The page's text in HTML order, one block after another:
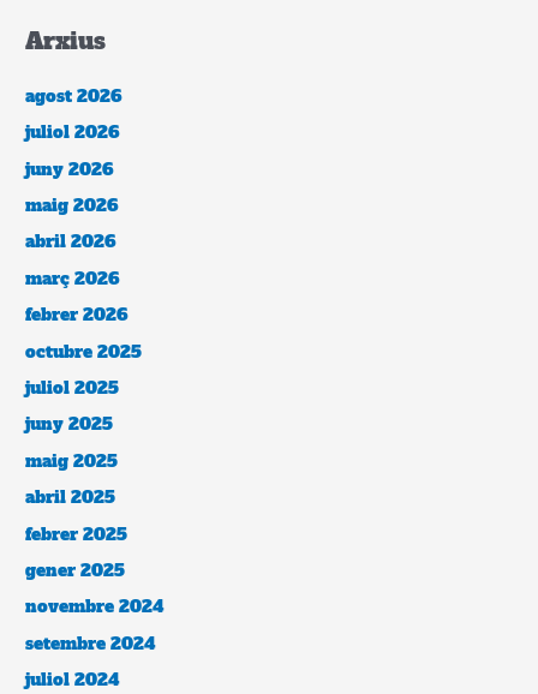
Arxius
agost 2026
juliol 2026
juny 2026
maig 2026
abril 2026
març 2026
febrer 2026
octubre 2025
juliol 2025
juny 2025
maig 2025
abril 2025
febrer 2025
gener 2025
novembre 2024
setembre 2024
juliol 2024